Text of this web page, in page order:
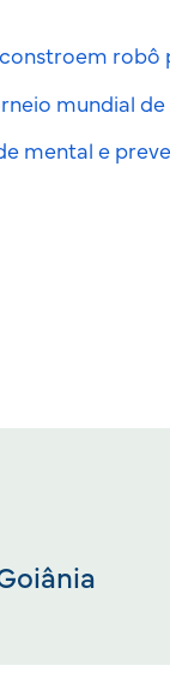
mundial
mental e